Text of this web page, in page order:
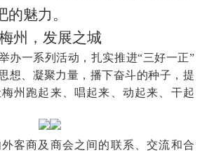
魅力。
州，发展之城
办一系列活动，扎实推进“三好一正”
想、凝聚力量，播下奋斗的种子，提
州跑起来、唱起来、动起来、干起
客商及商会之间的联系、交流和合